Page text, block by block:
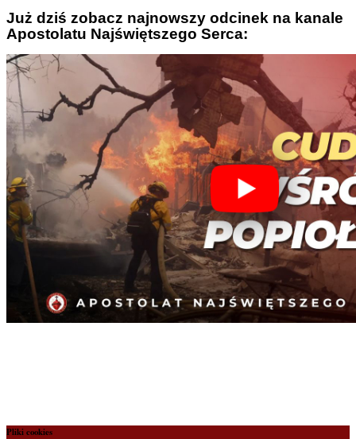
Już dziś zobacz najnowszy odcinek na kanale
Apostolatu Najświętszego Serca:
Pliki cookies